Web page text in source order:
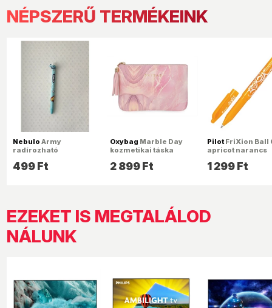
NÉPSZERŰ TERMÉKEINK
Nebulo Army
radírozható
zselésirón
499Ft
Oxybag Marble Day
kozmetikai táska
2 899Ft
Pilot FriXion Ball
apricot narancs
1 299Ft
EZEKET IS MEGTALÁLOD
NÁLUNK